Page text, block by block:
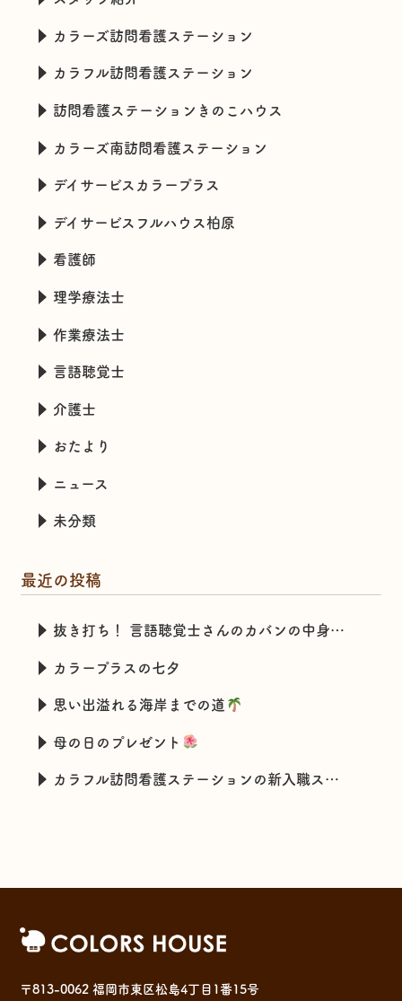
カラーズ訪問看護ステーション
カラフル訪問看護ステーション
訪問看護ステーションきのこハウス
カラーズ南訪問看護ステーション
デイサービスカラープラス
デイサービスフルハウス柏原
看護師
理学療法士
作業療法士
言語聴覚士
介護士
おたより
ニュース
未分類
最近の投稿
抜き打ち！ 言語聴覚士さんのカバンの中身チェック
カラープラスの七夕
思い出溢れる海岸までの道
母の日のプレゼント
カラフル訪問看護ステーションの新入職スタッフの特技とは・・・
〒813-0062 福岡市東区松島4丁目1番15号